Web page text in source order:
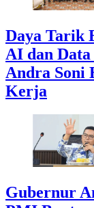
Daya Tarik
AI dan
Andra Soni
Kerja
Gubernur